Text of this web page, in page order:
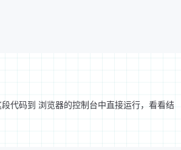
代码到 浏览器的控制台中直接运行，看看结